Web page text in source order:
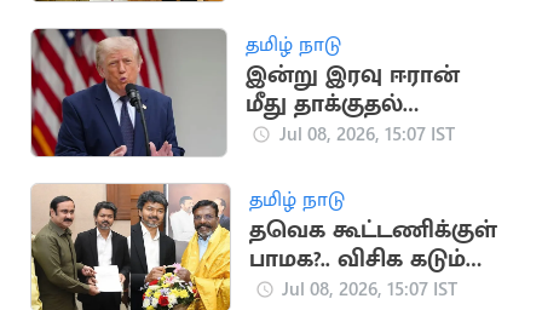
வைகோ
தமிழ் நாடு
இன்று இரவு ஈரான்
மீது தாக்குதல்
நடத்துவோம்: டிரம்ப்
Jul 08, 2026, 15:07 IST
தமிழ் நாடு
தவெக கூட்டணிக்குள்
பாமக?.. விசிக கடும்
அதிருப்தி
Jul 08, 2026, 15:07 IST